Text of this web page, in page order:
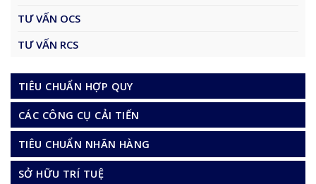
TƯ VẤN OCS
TƯ VẤN RCS
TIÊU CHUẨN HỢP QUY
CÁC CÔNG CỤ CẢI TIẾN
TIÊU CHUẨN NHÃN HÀNG
SỞ HỮU TRÍ TUỆ